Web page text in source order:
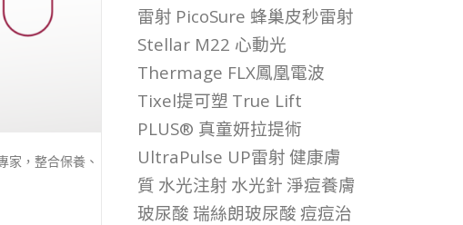
家，整合保養、
雷射 PicoSure 蜂巢皮秒雷射
Stellar M22 心動光
Thermage FLX鳳凰電波
Tixel提可塑 True Lift
PLUS® 真童妍拉提術
UltraPulse UP雷射 健康膚
質 水光注射 水光針 淨痘養膚
玻尿酸 瑞絲朗玻尿酸 痘痘治